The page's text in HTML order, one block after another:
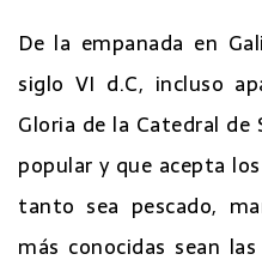
De la empanada en
siglo VI d.C, incluso
Gloria de la Catedral
popular y que acepta
tanto sea pescado,
más conocidas sean